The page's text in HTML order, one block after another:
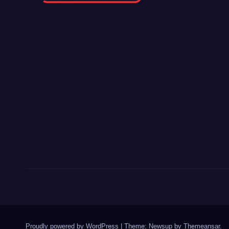
Proudly powered by WordPress Theme: Newsup by Themeansar.